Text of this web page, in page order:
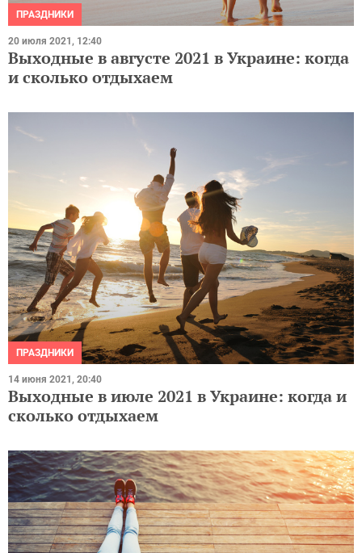
ПРАЗДНИКИ
20 июля 2021, 12:40
Выходные в августе 2021 в Украине: когда
и сколько отдыхаем
ПРАЗДНИКИ
14 июня 2021, 20:40
Выходные в июле 2021 в Украине: когда и
сколько отдыхаем